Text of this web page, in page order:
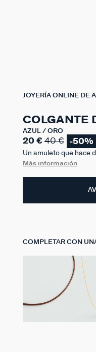
JOYERÍA ONLINE DE
COLGANTE
AZUL / ORO
20 € 40 € -50%
Un amuleto que hace
fugaz de la suerte. Es
personalizado con los
Más información
COMPLETAR CON